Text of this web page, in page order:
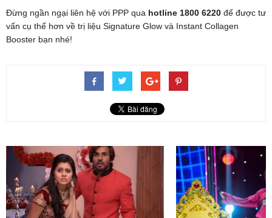
Đừng ngần ngại liên hệ với PPP qua hotline 1800 6220 để được tư
vấn cụ thể hơn về trị liệu Signature Glow và Instant Collagen
Booster bạn nhé!